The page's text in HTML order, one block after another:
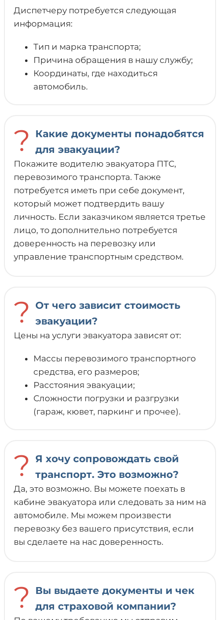
Диспетчеру потребуется следующая
информация:
Тип и марка транспорта;
Причина обращения в нашу службу;
Координаты, где находиться
автомобиль.
?
Какие документы понадобятся
для эвакуации?
Покажите водителю эвакуатора ПТС,
перевозимого транспорта. Также
потребуется иметь при себе документ,
который может подтвердить вашу
личность. Если заказчиком является третье
лицо, то дополнительно потребуется
доверенность на перевозку или
управление транспортным средством.
? От чего зависит стоимость
эвакуации?
Цены на услуги эвакуатора зависят от:
Массы перевозимого транспортного
средства, его размеров;
Расстояния эвакуации;
Сложности погрузки и разгрузки
(гараж, кювет, паркинг и прочее).
? Я хочу сопровождать свой
транспорт. Это возможно?
Да, это возможно. Вы можете поехать в
кабине эвакуатора или следовать за ним на
автомобиле. Мы можем произвести
перевозку без вашего присутствия, если
вы сделаете на нас доверенность.
?
Вы выдаете документы и чек
для страховой компании?